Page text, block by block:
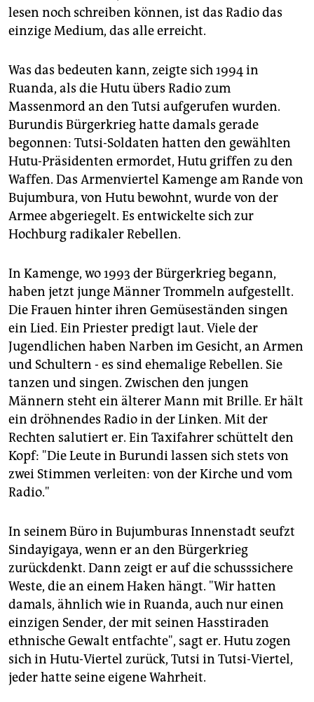
lesen noch schreiben können, ist das Radio das
einzige Medium, das alle erreicht.
Was das bedeuten kann, zeigte sich 1994 in
Ruanda, als die Hutu übers Radio zum
Massenmord an den Tutsi aufgerufen wurden.
Burundis Bürgerkrieg hatte damals gerade
begonnen: Tutsi-Soldaten hatten den gewählten
Hutu-Präsidenten ermordet, Hutu griffen zu den
Waffen. Das Armenviertel Kamenge am Rande von
Bujumbura, von Hutu bewohnt, wurde von der
Armee abgeriegelt. Es entwickelte sich zur
Hochburg radikaler Rebellen.
In Kamenge, wo 1993 der Bürgerkrieg begann,
haben jetzt junge Männer Trommeln aufgestellt.
Die Frauen hinter ihren Gemüseständen singen
ein Lied. Ein Priester predigt laut. Viele der
Jugendlichen haben Narben im Gesicht, an Armen
und Schultern - es sind ehemalige Rebellen. Sie
tanzen und singen. Zwischen den jungen
Männern steht ein älterer Mann mit Brille. Er hält
ein dröhnendes Radio in der Linken. Mit der
Rechten salutiert er. Ein Taxifahrer schüttelt den
Kopf: "Die Leute in Burundi lassen sich stets von
zwei Stimmen verleiten: von der Kirche und vom
Radio."
In seinem Büro in Bujumburas Innenstadt seufzt
Sindayigaya, wenn er an den Bürgerkrieg
zurückdenkt. Dann zeigt er auf die schusssichere
Weste, die an einem Haken hängt. "Wir hatten
damals, ähnlich wie in Ruanda, auch nur einen
einzigen Sender, der mit seinen Hasstiraden
ethnische Gewalt entfachte", sagt er. Hutu zogen
sich in Hutu-Viertel zurück, Tutsi in Tutsi-Viertel,
jeder hatte seine eigene Wahrheit.